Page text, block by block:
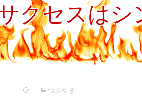
クセスはシ
つぶやき